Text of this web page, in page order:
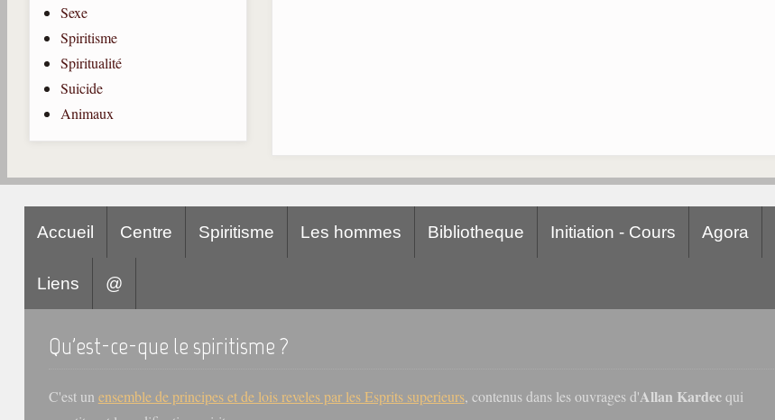
Sexe
Spiritisme
Spiritualité
Suicide
Animaux
Accueil Centre Spiritisme Les hommes Bibliotheque Initiation - Cours Agora
Liens @
Qu'est-ce-que le spiritisme ?
C'est un ensemble de principes et de lois reveles par les Esprits superieurs, contenus dans les ouvrages d'Allan Kardecqui